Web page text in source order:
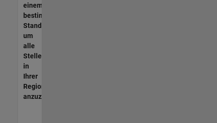
einem
bestimmten
Standort,
um
alle
Stellenangebote
in
Ihrer
Region
anzuzeigen.